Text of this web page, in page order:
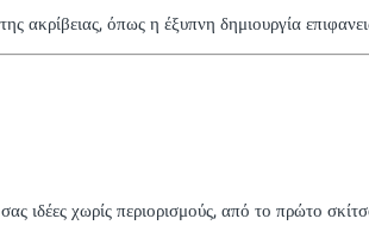
ακρίβειας, όπως η έξυπνη δημιουργία
ιδέες χωρίς περιορισμούς, από το πρώτο